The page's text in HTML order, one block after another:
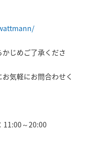
じめご了承くださ
気軽にお問合わせく
～20:00